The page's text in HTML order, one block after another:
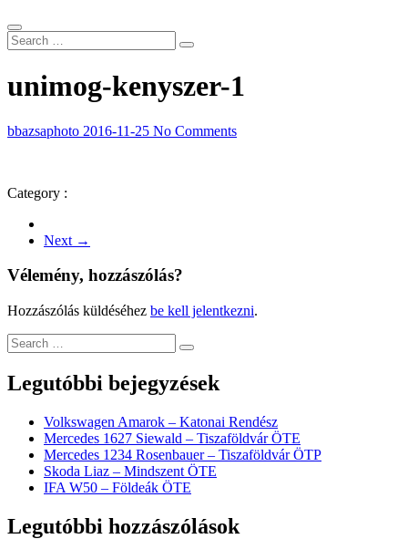
unimog-kenyszer-1
bbazsaphoto 2016-11-25 No Comments
Category :
Next →
Vélemény, hozzászólás?
Hozzászólás küldéséhez be kell jelentkezni.
Legutóbbi bejegyzések
Volkswagen Amarok – Katonai Rendész
Mercedes 1627 Siewald – Tiszaföldvár ÖTE
Mercedes 1234 Rosenbauer – Tiszaföldvár ÖTP
Skoda Liaz – Mindszent ÖTE
IFA W50 – Földeák ÖTE
Legutóbbi hozzászólások